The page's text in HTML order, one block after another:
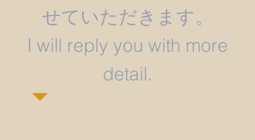
せていただきます。
​I will reply you with more
detail.